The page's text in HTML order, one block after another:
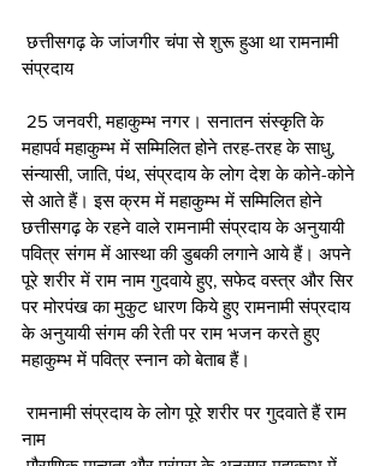
छत्तीसगढ़ के जांजगीर चंपा से शुरू हुआ था रामनामी
संप्रदाय
महापर्व महाकुम्भ में सम्मिलित होने तरह-तरह के साधु,
संन्यासी, जाति, पंथ, संप्रदाय के लोग देश के कोने-कोने
से आते हैं। इस क्रम में महाकुम्भ में सम्मिलित होने
छत्तीसगढ़ के रहने वाले रामनामी संप्रदाय के अनुयायी
पवित्र संगम में आस्था की डुबकी लगाने आये हैं। अपने
पूरे शरीर में राम नाम गुदवाये हुए, सफेद वस्त्र और सिर
पर मोरपंख का मुकुट धारण किये हुए रामनामी संप्रदाय
के अनुयायी संगम की रेती पर राम भजन करते हुए
महाकुम्भ में पवित्र स्नान को बेताब हैं।
रामनामी संप्रदाय के लोग पूरे शरीर पर गुदवाते हैं राम
नाम